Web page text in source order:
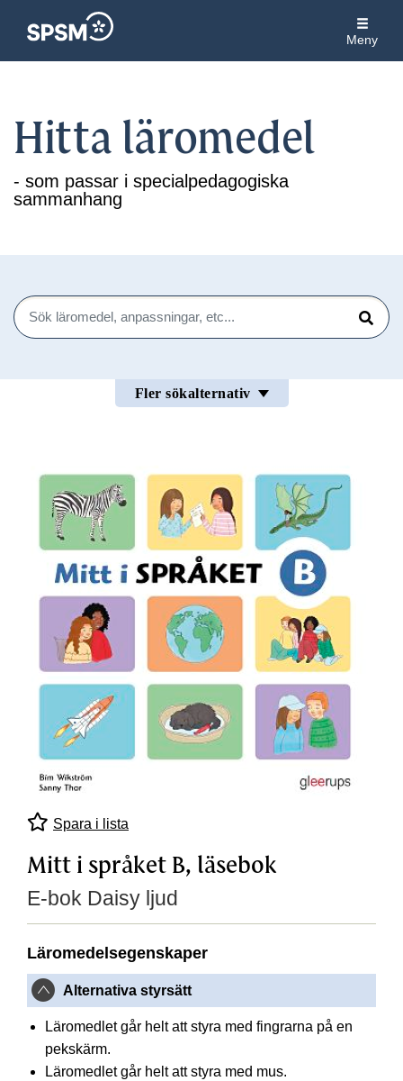
Meny
Hitta läromedel
- som passar i specialpedagogiska
sammanhang
Sök
Sök
Fler sökalternativ
Spara i lista
Mitt i språket B, läsebok
E-bok Daisy ljud
Läromedelsegenskaper
Alternativa styrsätt
Läromedlet går helt att styra med fingrarna på en
pekskärm.
Läromedlet går helt att styra med mus.